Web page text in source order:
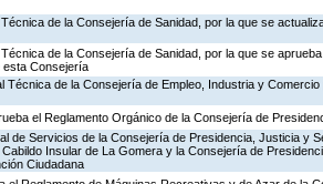
de la Consejería de Sanidad, por la que se
de la Consejería de Sanidad, por la que se
esta Consejería
Técnica de la Consejería de Empleo, Industria y
el Reglamento Orgánico de la Consejería de
de Servicios de la Consejería de Presidencia, Justicia y
Insular de La Gomera y la Consejería de
Ciudadana